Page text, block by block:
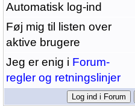
Automatisk log-ind
Føj mig til listen over
aktive brugere
Jeg er enig i Forum-
regler og retningslinjer